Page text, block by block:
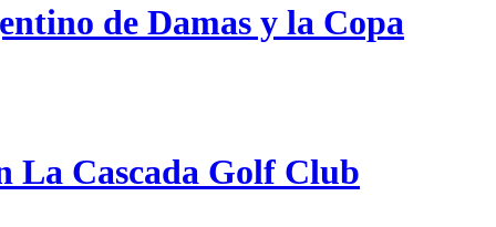
de Damas y la Copa
La Cascada Golf Club